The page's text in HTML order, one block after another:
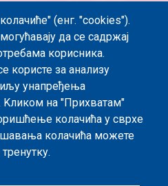
Политика квалитета
(енг. "cookies").
да се садржај
корисника.
користе за анализу
унапређења
Kликом на "Прихватам"
колачића у сврхе
колачића можете